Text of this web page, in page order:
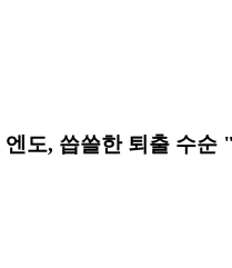
도, 씁쓸한 퇴출 수